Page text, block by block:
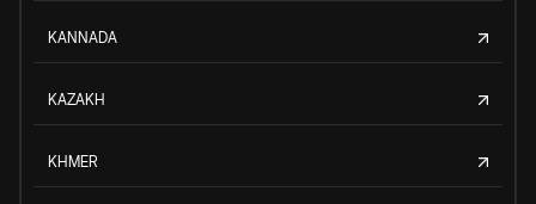
KANNADA
KAZAKH
KHMER